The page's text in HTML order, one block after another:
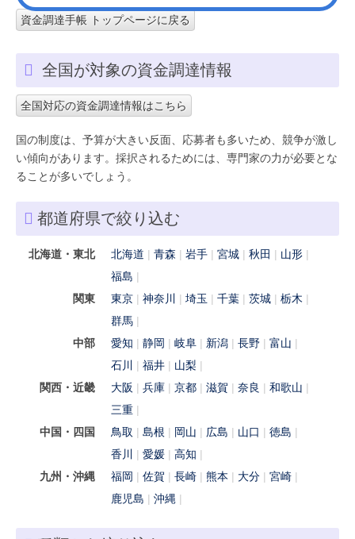
資金調達手帳 トップページに戻る
全国が対象の資金調達情報
全国対応の資金調達情報はこちら
国の制度は、予算が大きい反面、応募者も多いため、競争が激し
い傾向があります。採択されるためには、専門家の力が必要とな
ることが多いでしょう。
都道府県で絞り込む
北海道・東北 北海道 青森 岩手 宮城 秋田
山形
福島
関東
東京 神奈川 埼玉 千葉 茨城
栃木
群馬
中部
愛知 静岡 岐阜 新潟 長野
富山
石川
福井
山梨
関西・近畿
大阪 兵庫 京都 滋賀 奈良
和歌山
三重
中国・四国
鳥取 島根 岡山 広島 山口
徳島
香川
愛媛
高知
九州・沖縄
福岡 佐賀 長崎 熊本 大分
宮崎
鹿児島
沖縄